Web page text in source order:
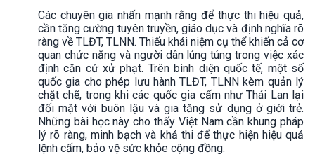
Các chuyên gia nhấn mạnh rằng để thực thi hiệu quả,
cần tăng cường tuyên truyền, giáo dục và định nghĩa rõ
ràng về TLĐT, TLNN. Thiếu khái niệm cụ thể khiến cả cơ
quan chức năng và người dân lúng túng trong việc xác
định căn cứ xử phạt. Trên bình diện quốc tế, một số
quốc gia cho phép lưu hành TLĐT, TLNN kèm quản lý
chặt chẽ, trong khi các quốc gia cấm như Thái Lan lại
đối mặt với buôn lậu và gia tăng sử dụng ở giới trẻ.
Những bài học này cho thấy Việt Nam cần khung pháp
lý rõ ràng, minh bạch và khả thi để thực hiện hiệu quả
lệnh cấm, bảo vệ sức khỏe cộng đồng.